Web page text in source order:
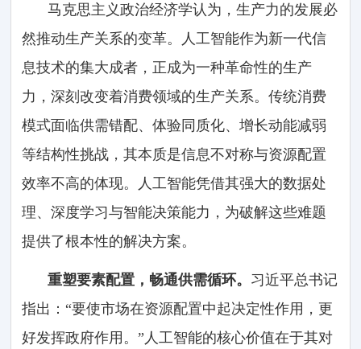
马克思主义政治经济学认为，生产力的发展必
然推动生产关系的变革。人工智能作为新一代信
息技术的集大成者，正成为一种革命性的生产
力，深刻改变着消费领域的生产关系。传统消费
模式面临供需错配、体验同质化、增长动能减弱
等结构性挑战，其本质是信息不对称与资源配置
效率不高的体现。人工智能凭借其强大的数据处
理、深度学习与智能决策能力，为破解这些难题
提供了根本性的解决方案。
重塑要素配置，畅通供需循环。 习近平总书记
指出：“要使市场在资源配置中起决定性作用，更
好发挥政府作用。”人工智能的核心价值在于其对